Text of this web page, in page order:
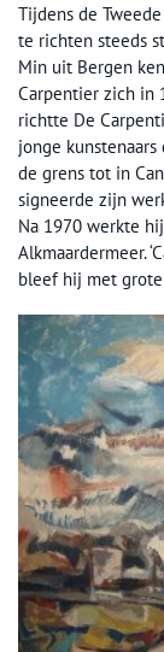
Tijdens de
te richten steeds
Min uit Bergen
Carpentier zich in
richtte De
jonge
de grens tot in
signeerde zijn
Na 1970 werkte
Alkmaardermeer.
bleef hij met